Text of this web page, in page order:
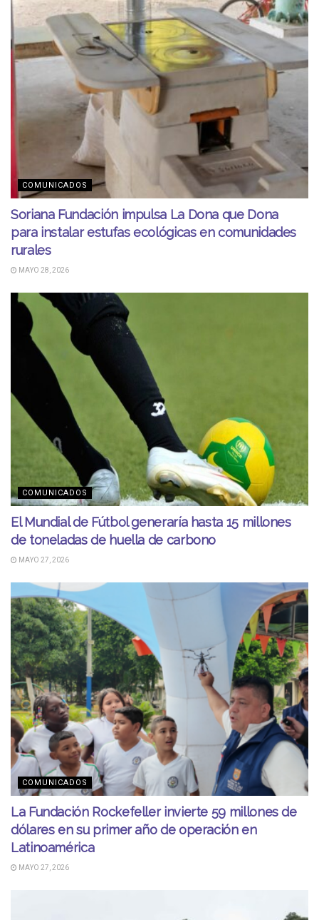
COMUNICADOS
Soriana Fundación impulsa La Dona que Dona
para instalar estufas ecológicas en comunidades
rurales
MAYO 28, 2026
COMUNICADOS
El Mundial de Fútbol generaría hasta 15 millones
de toneladas de huella de carbono
MAYO 27, 2026
COMUNICADOS
La Fundación Rockefeller invierte 59 millones de
dólares en su primer año de operación en
Latinoamérica
MAYO 27, 2026